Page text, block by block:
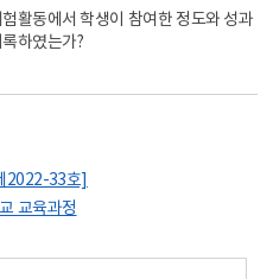
활동에서 학생이 참여한 정도와 성과
하였는가?
2022-33호]
교육과정